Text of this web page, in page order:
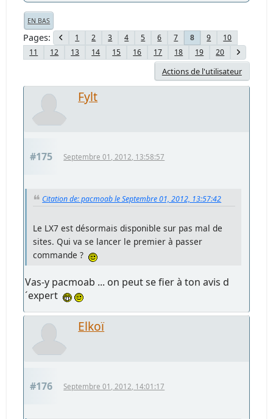
EN BAS
Pages 1 2 3 4 5 6 7 8 9
10
11
12 13 14 15 16 17 18 19 20
Actions de l'utilisateur
Fylt
#175 Septembre 01, 2012, 13:58:57
Citation de: pacmoab le Septembre 01, 2012, 13:57:42
Le LX7 est désormais disponible sur pas mal de
sites. Qui va se lancer le premier à passer
commande ?
Vas-y pacmoab ... on peut se fier à ton avis d
´expert
Elkoï
#176 Septembre 01, 2012, 14:01:17